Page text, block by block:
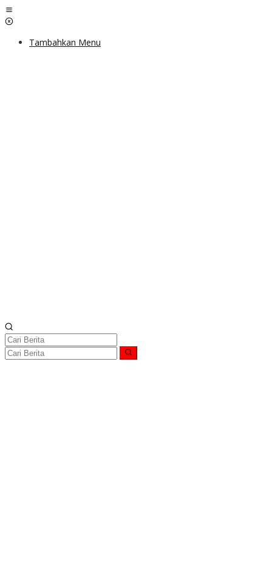
Lewati
ke
Tambahkan Menu